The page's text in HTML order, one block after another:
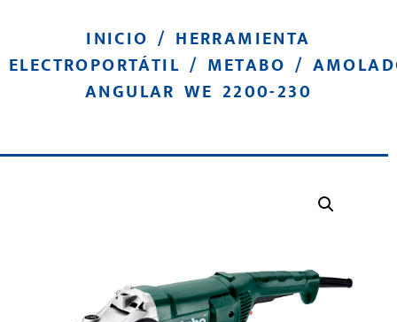
INICIO / HERRAMIENTA
ELECTROPORTÁTIL / METABO /
ANGULAR WE 2200-230